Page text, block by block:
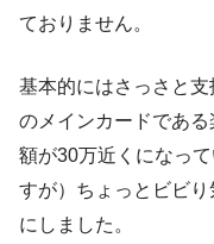
ておりません。
基本的にはさっさと
のメインカードであ
額が30万近くになっ
すが）ちょっとビビ
にしました。